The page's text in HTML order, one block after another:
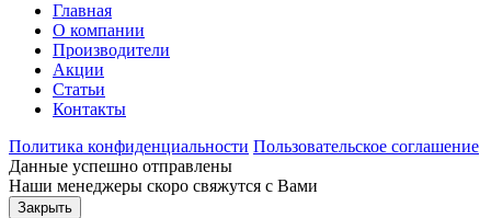
Главная
О компании
Производители
Акции
Статьи
Контакты
Политика конфиденциальности Пользовательское соглашение
Данные успешно отправлены
Наши менеджеры скоро свяжутся с Вами
Закрыть